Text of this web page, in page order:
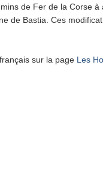
de Fer de la Corse
de Bastia. Ces
sur la page Les